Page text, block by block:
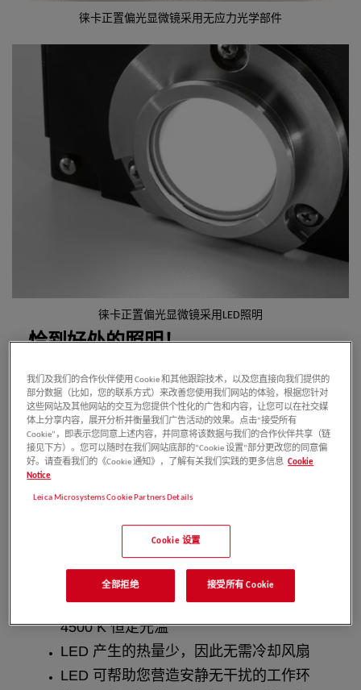
徕卡正置偏光显微镜采用无应力光学部件
徕卡正置偏光显微镜采用LED照明
恰到好处的照明！
徕卡正置偏光显微镜采用LED 照明，较卤素照
明优势更加明显：
它比卤素照明消耗的能源少，而且无需更
换，不会导致机器停机
LED 为样品提供均匀照明，色温恒定，为
您提供真实的样品形貌
LED 可快速调整光强，让您的工作顺畅无
LED 无需日光滤镜，因为它已经提供了
4500 K 恒定光温
LED 产生的热量少，因此无需冷却风扇
LED 可帮助您营造安静无干扰的工作环
我们及我们的合作伙伴使用 Cookie 和其他跟踪技术，以及您直接向我们提供的
部分数据（比如，您的联系方式）来改善您使用我们网站的体验，根据您针对
这些网站及其他网站的交互为您提供个性化的广告和内容，让您可以在社交媒
体上分享内容，展开分析并衡量我们广告活动的效果。点击“接受所有
Cookie”，即表示您同意上述内容，并同意将该数据与我们的合作伙伴共享（链
接见下方）。您可以随时在我们网站底部的“Cookie 设置”部分更改您的同意偏
好。请查看我们的《Cookie 通知》，了解有关我们实践的更多信息 Cookie
Notice
Leica Microsystems Cookie Partners Details
Cookie 设置
全部拒绝 接受所有 Cookie